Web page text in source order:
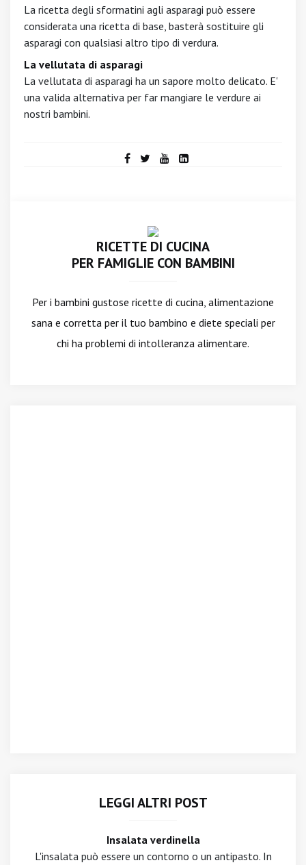
La ricetta degli sformatini agli asparagi può essere
considerata una ricetta di base, basterà sostituire gli
asparagi con qualsiasi altro tipo di verdura.
La vellutata di asparagi
La vellutata di asparagi ha un sapore molto delicato. E'
una valida alternativa per far mangiare le verdure ai
nostri bambini.
RICETTE DI CUCINA
PER FAMIGLIE CON BAMBINI
Per i bambini gustose ricette di cucina, alimentazione
sana e corretta per il tuo bambino e diete speciali per
chi ha problemi di intolleranza alimentare.
LEGGI ALTRI POST
Insalata verdinella
L'insalata può essere un contorno o un antipasto. In